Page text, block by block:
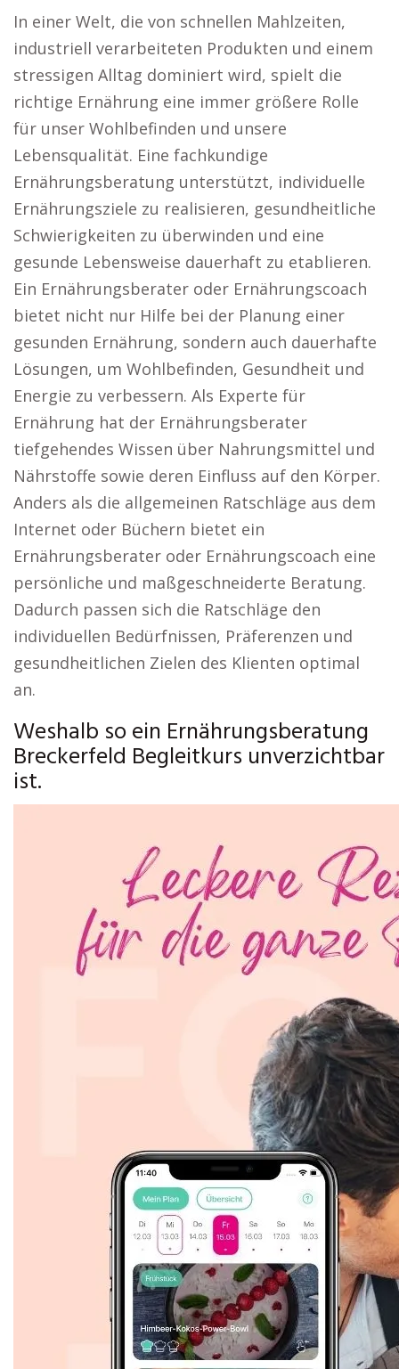
In einer Welt, die von schnellen Mahlzeiten,
industriell verarbeiteten Produkten und einem
stressigen Alltag dominiert wird, spielt die
richtige Ernährung eine immer größere Rolle
für unser Wohlbefinden und unsere
Lebensqualität. Eine fachkundige
Ernährungsberatung unterstützt, individuelle
Ernährungsziele zu realisieren, gesundheitliche
Schwierigkeiten zu überwinden und eine
gesunde Lebensweise dauerhaft zu etablieren.
Ein Ernährungsberater oder Ernährungscoach
bietet nicht nur Hilfe bei der Planung einer
gesunden Ernährung, sondern auch dauerhafte
Lösungen, um Wohlbefinden, Gesundheit und
Energie zu verbessern. Als Experte für
Ernährung hat der Ernährungsberater
tiefgehendes Wissen über Nahrungsmittel und
Nährstoffe sowie deren Einfluss auf den Körper.
Anders als die allgemeinen Ratschläge aus dem
Internet oder Büchern bietet ein
Ernährungsberater oder Ernährungscoach eine
persönliche und maßgeschneiderte Beratung.
Dadurch passen sich die Ratschläge den
individuellen Bedürfnissen, Präferenzen und
gesundheitlichen Zielen des Klienten optimal
an.
Weshalb so ein Ernährungsberatung
Breckerfeld Begleitkurs unverzichtbar
ist.